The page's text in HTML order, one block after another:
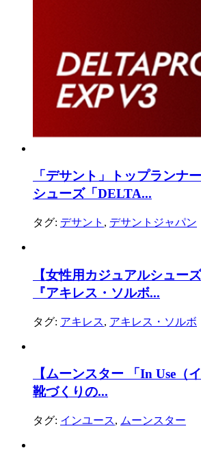
「デサント」トップランナ
シューズ「DELTA...
タグ: デサント , デサントジャパン
【女性用カジュアルシュー
『アキレス・ソルボ...
タグ: アキレス, アキレス・ソルボ
【ムーンスター 「In Use（
靴づくりの...
タグ: インユース, ムーンスター